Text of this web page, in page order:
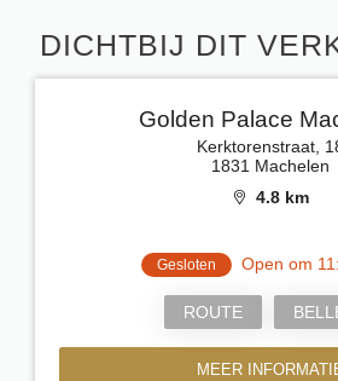
DICHTBIJ DIT
Golden Palace
Kerktorenstraat,
1831 Machelen
4.8 km
Gesloten Open om
ROUTE
MEER